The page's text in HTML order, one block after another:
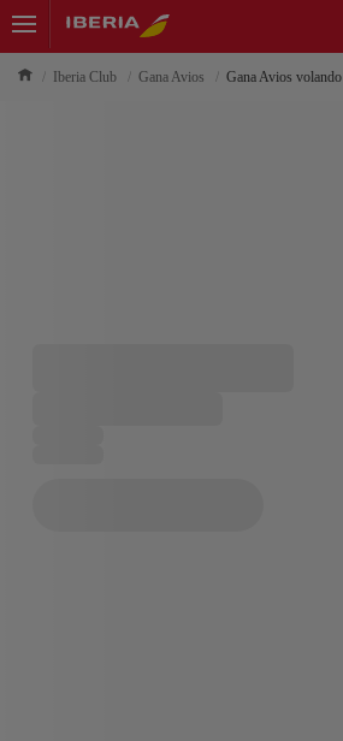
Iberia Club Gana Avios Gana Avios volando